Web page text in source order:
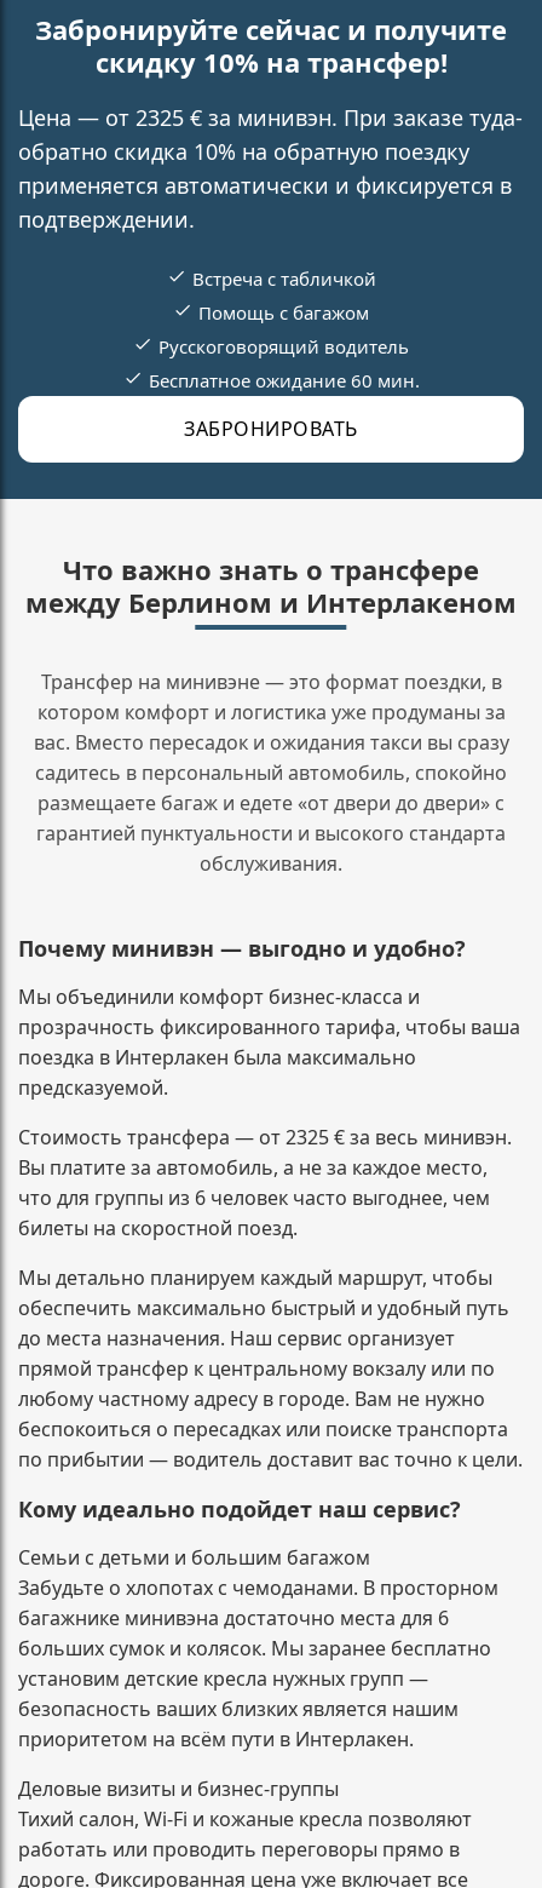
Забронируйте сейчас и получите
скидку 10% на трансфер!
Цена — от 2325 € за минивэн. При заказе туда-
обратно скидка 10% на обратную поездку
применяется автоматически и фиксируется в
подтверждении.
ЗАБРОНИРОВАТЬ
Встреча с табличкой
Помощь с багажом
Русскоговорящий водитель
Бесплатное ожидание 60 мин.
Что важно знать о трансфере
между Берлином и Интерлакеном
Трансфер на минивэне — это формат поездки, в
котором комфорт и логистика уже продуманы за
вас. Вместо пересадок и ожидания такси вы сразу
садитесь в персональный автомобиль, спокойно
размещаете багаж и едете «от двери до двери» с
гарантией пунктуальности и высокого стандарта
обслуживания.
Почему минивэн — выгодно и удобно?
Мы объединили комфорт бизнес-класса и
прозрачность фиксированного тарифа, чтобы ваша
поездка в Интерлакен была максимально
предсказуемой.
Стоимость трансфера — от 2325 € за весь минивэн.
Вы платите за автомобиль, а не за каждое место,
что для группы из 6 человек часто выгоднее, чем
билеты на скоростной поезд.
Мы детально планируем каждый маршрут, чтобы
обеспечить максимально быстрый и удобный путь
до места назначения. Наш сервис организует
прямой трансфер к центральному вокзалу или по
любому частному адресу в городе. Вам не нужно
беспокоиться о пересадках или поиске транспорта
по прибытии — водитель доставит вас точно к цели.
Кому идеально подойдет наш сервис?
Семьи с детьми и большим багажом
Забудьте о хлопотах с чемоданами. В просторном
багажнике минивэна достаточно места для 6
больших сумок и колясок. Мы заранее бесплатно
установим детские кресла нужных групп —
безопасность ваших близких является нашим
приоритетом на всём пути в Интерлакен.
Деловые визиты и бизнес-группы
Тихий салон, Wi-Fi и кожаные кресла позволяют
работать или проводить переговоры прямо в
дороге. Фиксированная цена уже включает все